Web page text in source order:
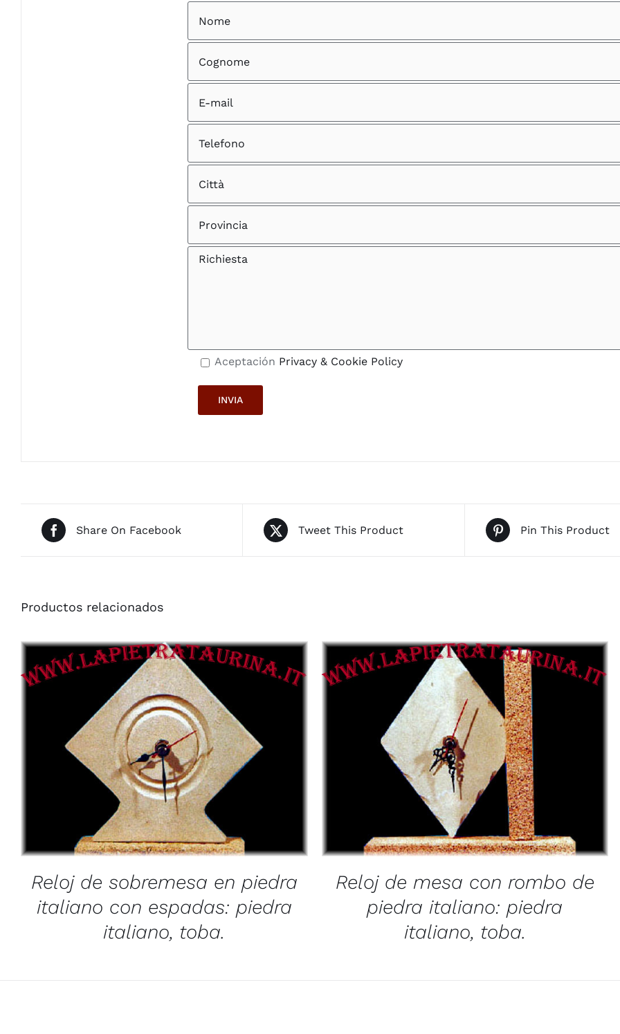
Aceptación Privacy & Cookie Policy
Share On Facebook Tweet This Product Pin This Product
Productos relacionados
/ QUICK VIEW
Reloj de sobremesa en piedra
italiano con espadas: piedra
italiano, toba.
/ QUICK VIEW
Reloj de mesa con rombo de
piedra italiano: piedra
italiano, toba.